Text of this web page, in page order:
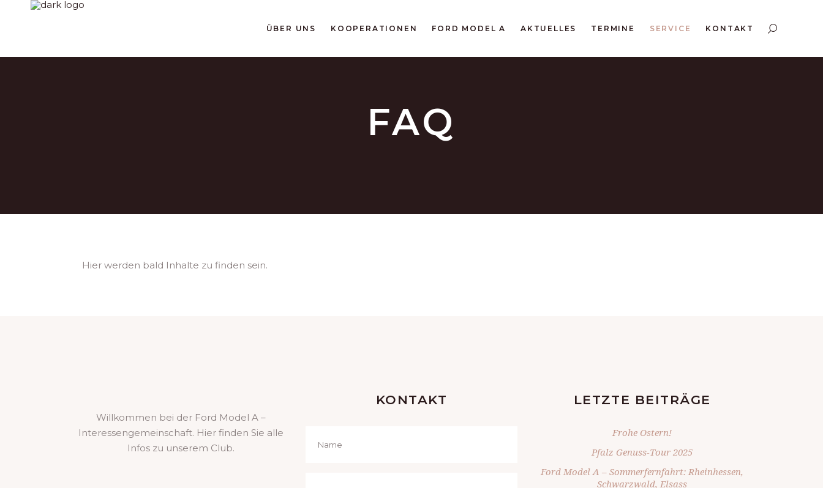
ÜBER UNS KOOPERATIONEN FORD MODEL A AKTUELLES TERMINE SERVICE KONTAKT
FAQ
Hier werden bald Inhalte zu finden sein.
Willkommen bei der Ford Model A –
Interessengemeinschaft. Hier finden Sie alle
Infos zu unserem Club.
KONTAKT LETZTE BEITRÄGE
Frohe Ostern!
Pfalz Genuss-Tour 2025
Ford Model A – Sommerfernfahrt: Rheinhessen,
Schwarzwald, Elsass